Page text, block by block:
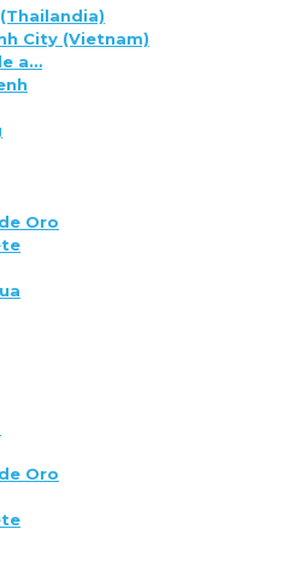
City (Vietnam)
a…
Oro
Oro